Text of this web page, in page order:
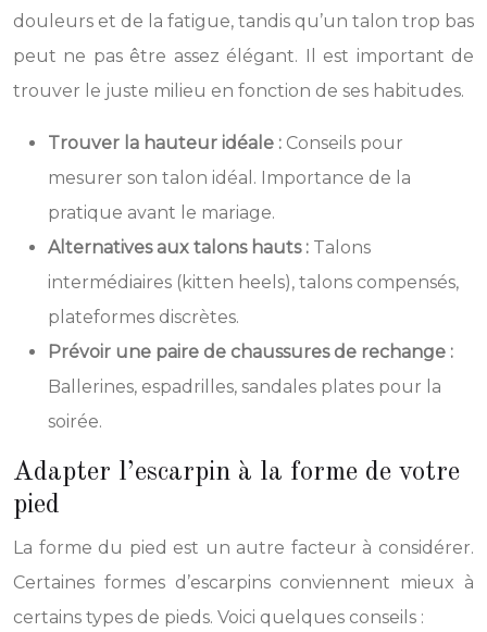
douleurs et de la fatigue, tandis qu’un talon trop bas
peut ne pas être assez élégant. Il est important de
trouver le juste milieu en fonction de ses habitudes.
Trouver la hauteur idéale : Conseils pour
mesurer son talon idéal. Importance de la
pratique avant le mariage.
Alternatives aux talons hauts : Talons
intermédiaires (kitten heels), talons compensés,
plateformes discrètes.
Prévoir une paire de chaussures de rechange :
Ballerines, espadrilles, sandales plates pour la
soirée.
Adapter l’escarpin à la forme de votre
pied
La forme du pied est un autre facteur à considérer.
Certaines formes d’escarpins conviennent mieux à
certains types de pieds. Voici quelques conseils :